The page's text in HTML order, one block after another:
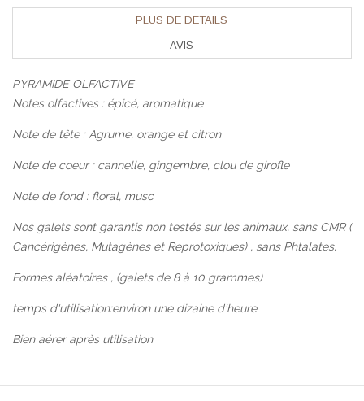
PLUS DE DETAILS
AVIS
PYRAMIDE OLFACTIVE
Notes olfactives : épicé, aromatique
Note de tête : Agrume, orange et citron
Note de coeur : cannelle, gingembre, clou de girofle
Note de fond : floral, musc
Nos galets sont garantis non testés sur les animaux, sans CMR (
Cancérigènes, Mutagènes et Reprotoxiques) , sans Phtalates.
Formes aléatoires , (galets de 8 à 10 grammes)
temps d'utilisation:environ une dizaine d'heure
Bien aérer après utilisation